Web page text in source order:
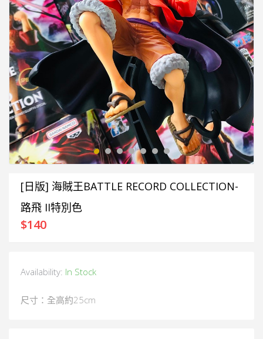
[日版] 海賊王BATTLE RECORD COLLECTION-
路飛 II特別色
$140
Availability: In Stock
尺寸：全高約25cm